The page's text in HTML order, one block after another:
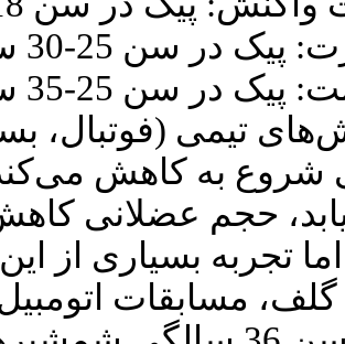
تیمی (فوتبال،
بعد از 30 سالگی شروع به
حجم عضلانی
تجربه بسیاری از
مسابقات